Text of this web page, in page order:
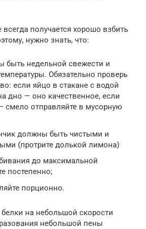
получается хорошо взбить
нужно знать, что:
быть недельной свежести и
Обязательно проверь
если яйцо в стакане с водой
дно — оно качественное, если
смело отправляйте в мусорную
должны быть чистыми и
(протрите долькой лимона)
до максимальной
постепенно;
порционно.
на небольшой скорости
небольшой пены